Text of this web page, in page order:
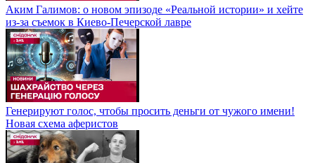
Аким Галимов: о новом эпизоде «Реальной истории» и хейте
из-за съемок в Киево-Печерской лавре
Генерируют голос, чтобы просить деньги от чужого имени!
Новая схема аферистов